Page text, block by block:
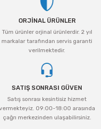
ORJİNAL ÜRÜNLER
Tüm ürünler orjinal ürünlerdir. 2 yıl
markalar tarafından servis garanti
verilmektedir.
SATIŞ SONRASI GÜVEN
Satış sonrası kesintisiz hizmet
09:00-18:00 arasında
çağrı merkezinden ulaşabilirsiniz.